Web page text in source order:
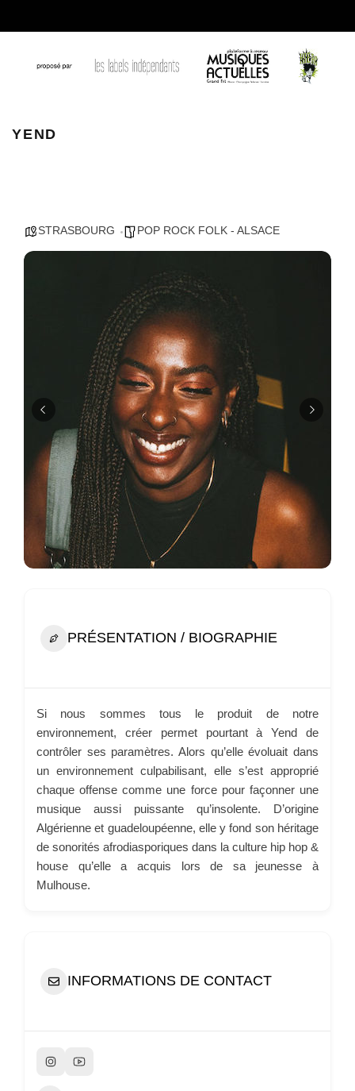
YEND
STRASBOURG POP ROCK FOLK - ALSACE
PRÉSENTATION / BIOGRAPHIE
Si nous sommes tous le produit de notre
environnement, créer permet pourtant à Yend de
contrôler ses paramètres. Alors qu’elle évoluait dans
un environnement culpabilisant, elle s’est approprié
chaque offense comme une force pour façonner une
musique aussi puissante qu’insolente. D’origine
Algérienne et guadeloupéenne, elle y fond son héritage
de sonorités afrodiasporiques dans la culture hip hop &
house qu’elle a acquis lors de sa jeunesse à
Mulhouse.
INFORMATIONS DE CONTACT